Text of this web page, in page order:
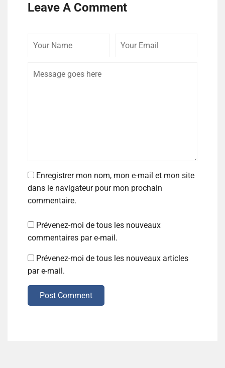
Leave A Comment
Enregistrer mon nom, mon e-mail et mon site
dans le navigateur pour mon prochain
commentaire.
Prévenez-moi de tous les nouveaux
commentaires par e-mail.
Prévenez-moi de tous les nouveaux articles
par e-mail.
Post Comment